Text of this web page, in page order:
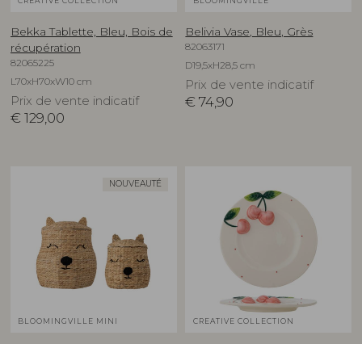
Bekka Tablette, Bleu, Bois de
récupération
82065225
L70xH70xW10 cm
Prix de vente indicatif
€ 129,00
Belivia Vase, Bleu, Grès
82063171
D19,5xH28,5 cm
Prix de vente indicatif
€ 74,90
NOUVEAUTÉ
BLOOMINGVILLE MINI CREATIVE COLLECTION